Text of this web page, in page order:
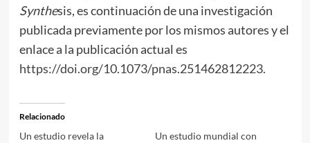
Synthesis, es continuación de una investigación
publicada previamente por los mismos autores y el
enlace a la publicación actual es
https://doi.org/10.1073/pnas.251462812223.
Relacionado
Un estudio revela la
Un estudio mundial con